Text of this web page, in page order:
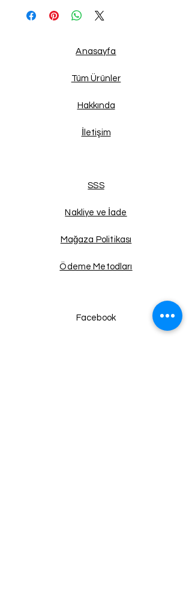
Anasayfa
Tüm Ürünler
Hakkında
İletişim
SSS
Nakliye ve İade
Mağaza Politikası
Ödeme Metodları
Facebook